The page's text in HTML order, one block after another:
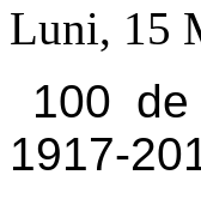
Luni, 15
100
1917-